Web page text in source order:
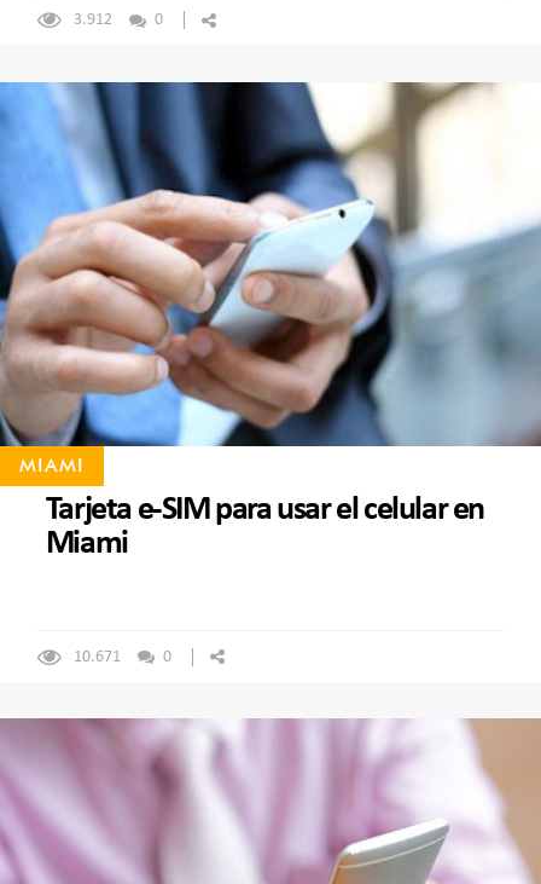
3.912 0
MIAMI
Tarjeta e-SIM para usar el celular en
Miami
10.671 0